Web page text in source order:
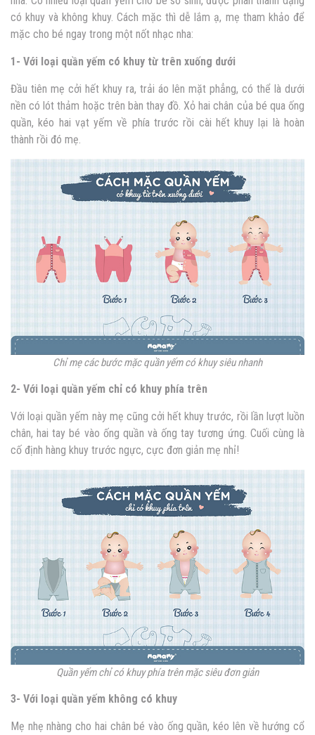
có khuy và không khuy. Cách mặc thì dễ lắm ạ, mẹ tham khảo để
mặc cho bé ngay trong một nốt nhạc nha:
1- Với loại quần yếm có khuy từ trên xuống dưới
Đầu tiên mẹ cởi hết khuy ra, trải áo lên mặt phẳng, có thể là dưới
nền có lót thảm hoặc trên bàn thay đồ. Xỏ hai chân của bé qua ống
quần, kéo hai vạt yếm về phía trước rồi cài hết khuy lại là hoàn
thành rồi đó mẹ.
Chỉ mẹ các bước mặc quần yếm có khuy siêu nhanh
2- Với loại quần yếm chỉ có khuy phía trên
Với loại quần yếm này mẹ cũng cởi hết khuy trước, rồi lần lượt luồn
chân, hai tay bé vào ống quần và ống tay tương ứng. Cuối cùng là
cố định hàng khuy trước ngực, cực đơn giản mẹ nhỉ!
Quần yếm chỉ có khuy phía trên mặc siêu đơn giản
3- Với loại quần yếm không có khuy
Mẹ nhẹ nhàng cho hai chân bé vào ống quần, kéo lên về hướng cổ